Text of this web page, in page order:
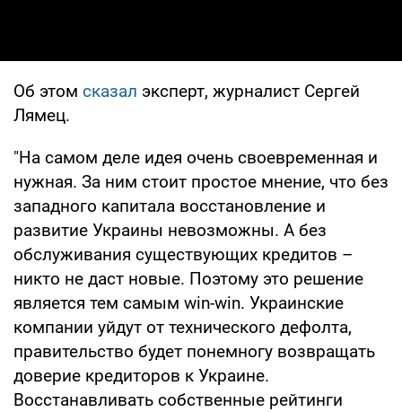
Об этом сказал эксперт, журналист Сергей
Лямец.
"На самом деле идея очень своевременная и
нужная. За ним стоит простое мнение, что без
западного капитала восстановление и
развитие Украины невозможны. А без
обслуживания существующих кредитов –
никто не даст новые. Поэтому это решение
является тем самым win-win. Украинские
компании уйдут от технического дефолта,
правительство будет понемногу возвращать
доверие кредиторов к Украине.
Восстанавливать собственные рейтинги